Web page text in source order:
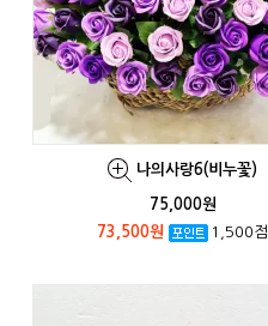
나의사랑6(비누꽃)
75,000원
73,500원
1,500점